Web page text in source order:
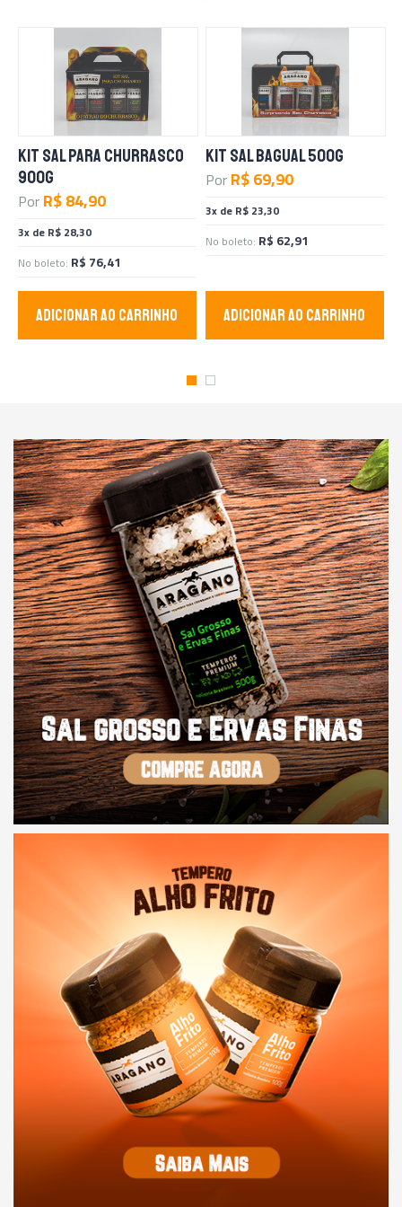
KIT SAL PARA CHURRASCO
900G
Por R$ 84,90
3x de R$ 28,30
No boleto: R$ 76,41
ADICIONAR AO CARRINHO
KIT SAL BAGUAL 500G
Por R$ 69,90
3x de R$ 23,30
No boleto: R$ 62,91
ADICIONAR AO CARRINHO